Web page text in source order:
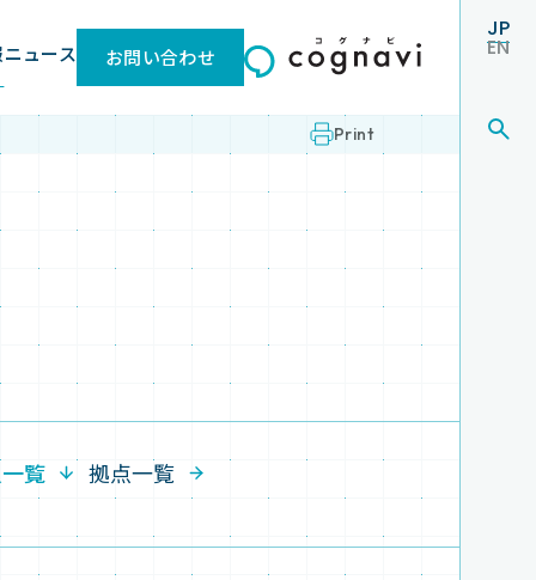
ニュース お問い合わせ
JP
EN
Print
覧 拠点一覧